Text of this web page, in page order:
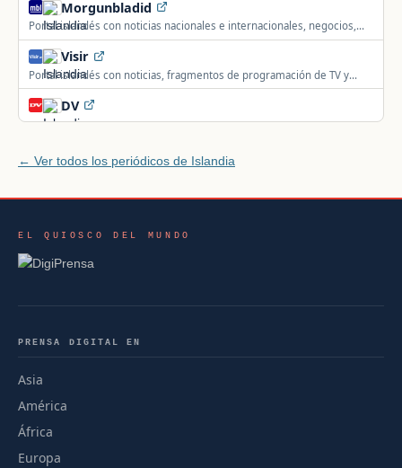
Morgunbladid
Portal islandés con noticias nacionales e internacionales, negocios,
deporte y actualidad de famosos.
Visir
Portal islandés con noticias, fragmentos de programación de TV y
radio, propiedades y empleo.
DV
← Ver todos los periódicos de Islandia
EL QUIOSCO DEL MUNDO
PRENSA DIGITAL EN
Asia
América
África
Europa